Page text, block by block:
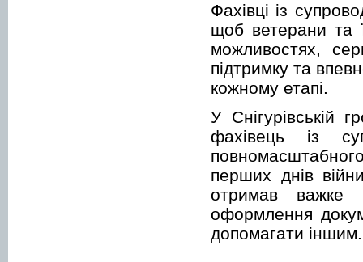
Фахівці із
щоб ветерани та
можливостях,
підтримку та
кожному етапі.
У Снігурівській
фахівець із
перших днів
отримав важке
оформлення
допомагати іншим.